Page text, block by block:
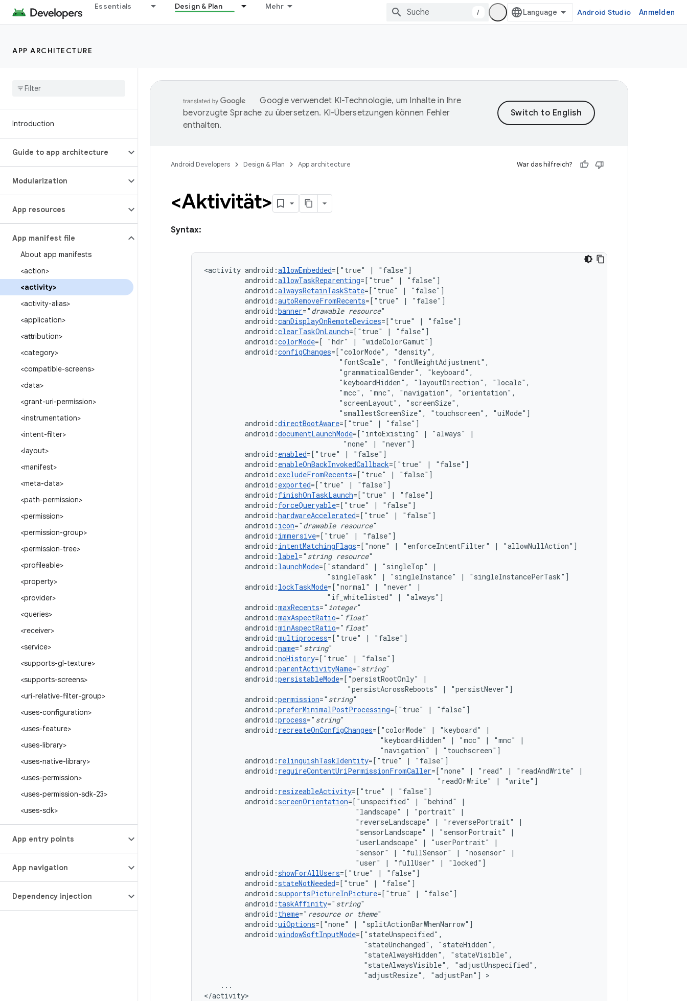
Essentials Design & Plan Mehr
/ Android Studio Anmelden
APP ARCHITECTURE
Introduction
Guide to app architecture
Modularization
App resources
App manifest file
About app manifests
<action>
<activity>
<activity-alias>
<application>
<attribution>
<category>
<compatible-screens>
<data>
<grant-uri-permission>
<instrumentation>
<intent-filter>
<layout>
<manifest>
<meta-data>
<path-permission>
<permission>
<permission-group>
<permission-tree>
<profileable>
<property>
<provider>
<queries>
<receiver>
<service>
<supports-gl-texture>
<supports-screens>
<uri-relative-filter-group>
<uses-configuration>
<uses-feature>
<uses-library>
<uses-native-library>
<uses-permission>
<uses-permission-sdk-23>
<uses-sdk>
App entry points
App navigation
Dependency injection
Google verwendet KI-Technologie, um Inhalte in Ihre
bevorzugte Sprache zu übersetzen. KI-Übersetzungen können Fehler
enthalten.
Android Developers Design & Plan App architecture War das hilfreich?
<Aktivität>
Syntax:
<activity android:allowEmbedded=["true" |
android:allowTaskReparenting=["true" |
android:alwaysRetainTaskState=["true" |
android:autoRemoveFromRecents=["true" |
android:banner=" drawable resource
android:canDisplayOnRemoteDevices=["true" |
android:clearTaskOnLaunch=["true" |
android:colorMode=[ "hdr" |
android:configChanges=["colorMode",
"fontScale",
"grammaticalGender",
"keyboardHidden",
"layoutDirection",
"mcc",
"mnc", "navigation",
"screenLayout",
"smallestScreenSize",
"touchscreen",
android:directBootAware=["true" |
android:documentLaunchMode=["intoExisting" | "always"
"none"
|
android: enabled=["true" |
android: enableOnBackInvokedCallback=["true" |
android: excludeFromRecents=["true" |
android: exported=["true" |
android: finishOnTaskLaunch=["true" |
android: forceQueryable=["true" |
android:hardwareAccelerated=["true" |
android: icon=" drawable resource
android: immersive=["true" |
android: intentMatchingFlags=["none" | "enforceIntentFilter" |
android: label=" string resource
android: launchMode=["standard" | "singleTop"
"singleTask"
| "singleInstance" |
android: lockTaskMode=["normal" | "never"
"if_whitelisted"
|
android:maxRecents=" integer
android:maxAspectRatio=" float
android:minAspectRatio=" float
android:multiprocess=["true" |
android:name=" string
android:noHistory=["true" |
"false"]
android:parentActivityName=" string"
android:persistableMode=["persistRootOnly"
|
"persistAcrossReboots"
|
android:permission=" string
android:preferMinimalPostProcessing=["true" |
android:process=" string
android: recreateOnConfigChanges=["colorMode" | "keyboard"
"keyboardHidden"
| "mcc" | "mnc"
"navigation"
|
android: relinquishTaskIdentity=["true" |
android: requireContentUriPermissionFromCaller=["none" | "read" | "readAndWrite"
"readOrWrite"
|
"write"]
android: resizeableActivity=["true" |
android:screenOrientation=["unspecified" | "behind"
"landscape"
| "portrait"
"reverseLandscape"
| "reversePortrait"
"sensorLandscape"
| "sensorPortrait"
"userLandscape"
| "userPortrait"
"sensor"
| "fullSensor" | "nosensor"
"user"
| "fullUser" |
android:showForAllUsers=["true" |
android:stateNotNeeded=["true" |
android:supportsPictureInPicture=["true" |
android: taskAffinity=" string
android: theme=" resource or theme
android:uiOptions=["none" |
android:windowSoftInputMode
"stateUnchanged",
"stateAlwaysHidden",
"stateAlwaysVisible",
"adjustResize",
"adjustPan"]
>
...
</activity>